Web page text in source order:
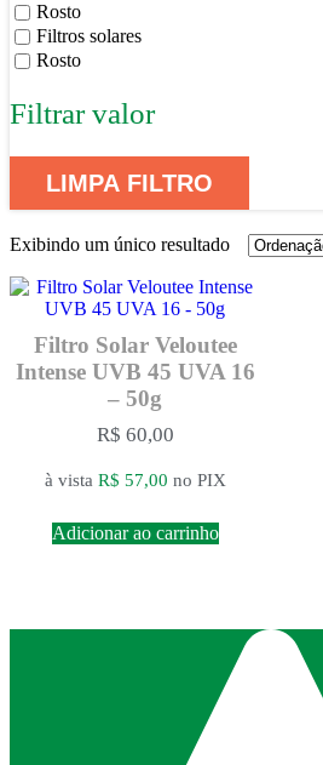
Rosto
Filtros solares
Rosto
Filtrar valor
LIMPA FILTRO
Exibindo um único resultado
Filtro Solar Veloutee
Intense UVB 45 UVA 16
– 50g
R$ 60,00
à vista R$ 57,00 no PIX
Adicionar ao carrinho